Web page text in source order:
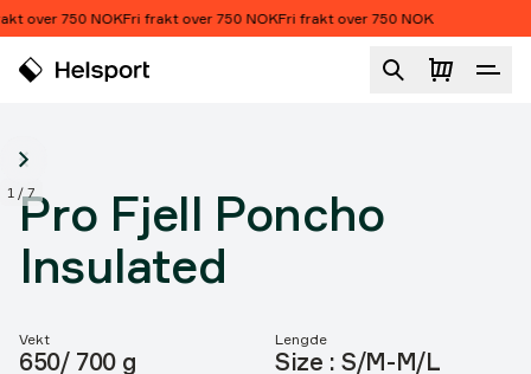
Hopp til innhold
over 750 NOKFri frakt over 750 NOKFri frakt over 750 NOK
1 /7
Pro Fjell Poncho
Insulated
Produktegenskaper
Vekt
650/ 700 g
Lengde
Size : S/M-M/L